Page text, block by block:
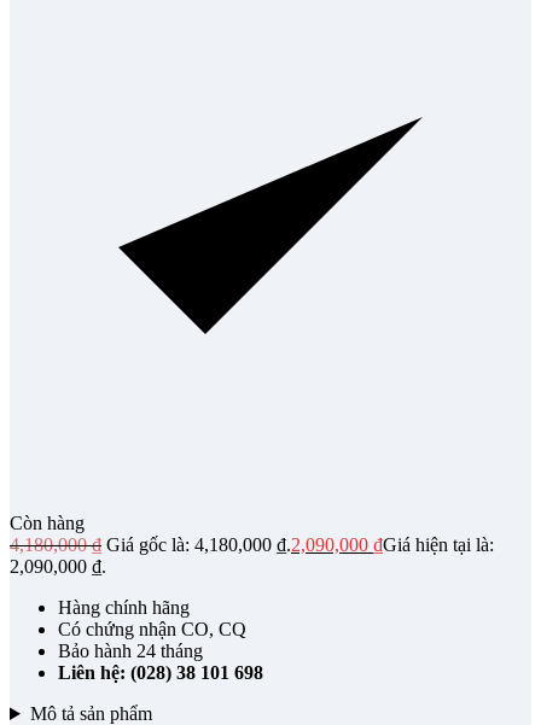
Còn hàng
4,180,000₫ Giá gốc là: 4,180,000 ₫.2,090,000 ₫Giá hiện tại là:
2,090,000 ₫.
Hàng chính hãng
Có chứng nhận CO, CQ
Bảo hành 24 tháng
Liên hệ: (028) 38 101 698
Mô tả sản phẩm